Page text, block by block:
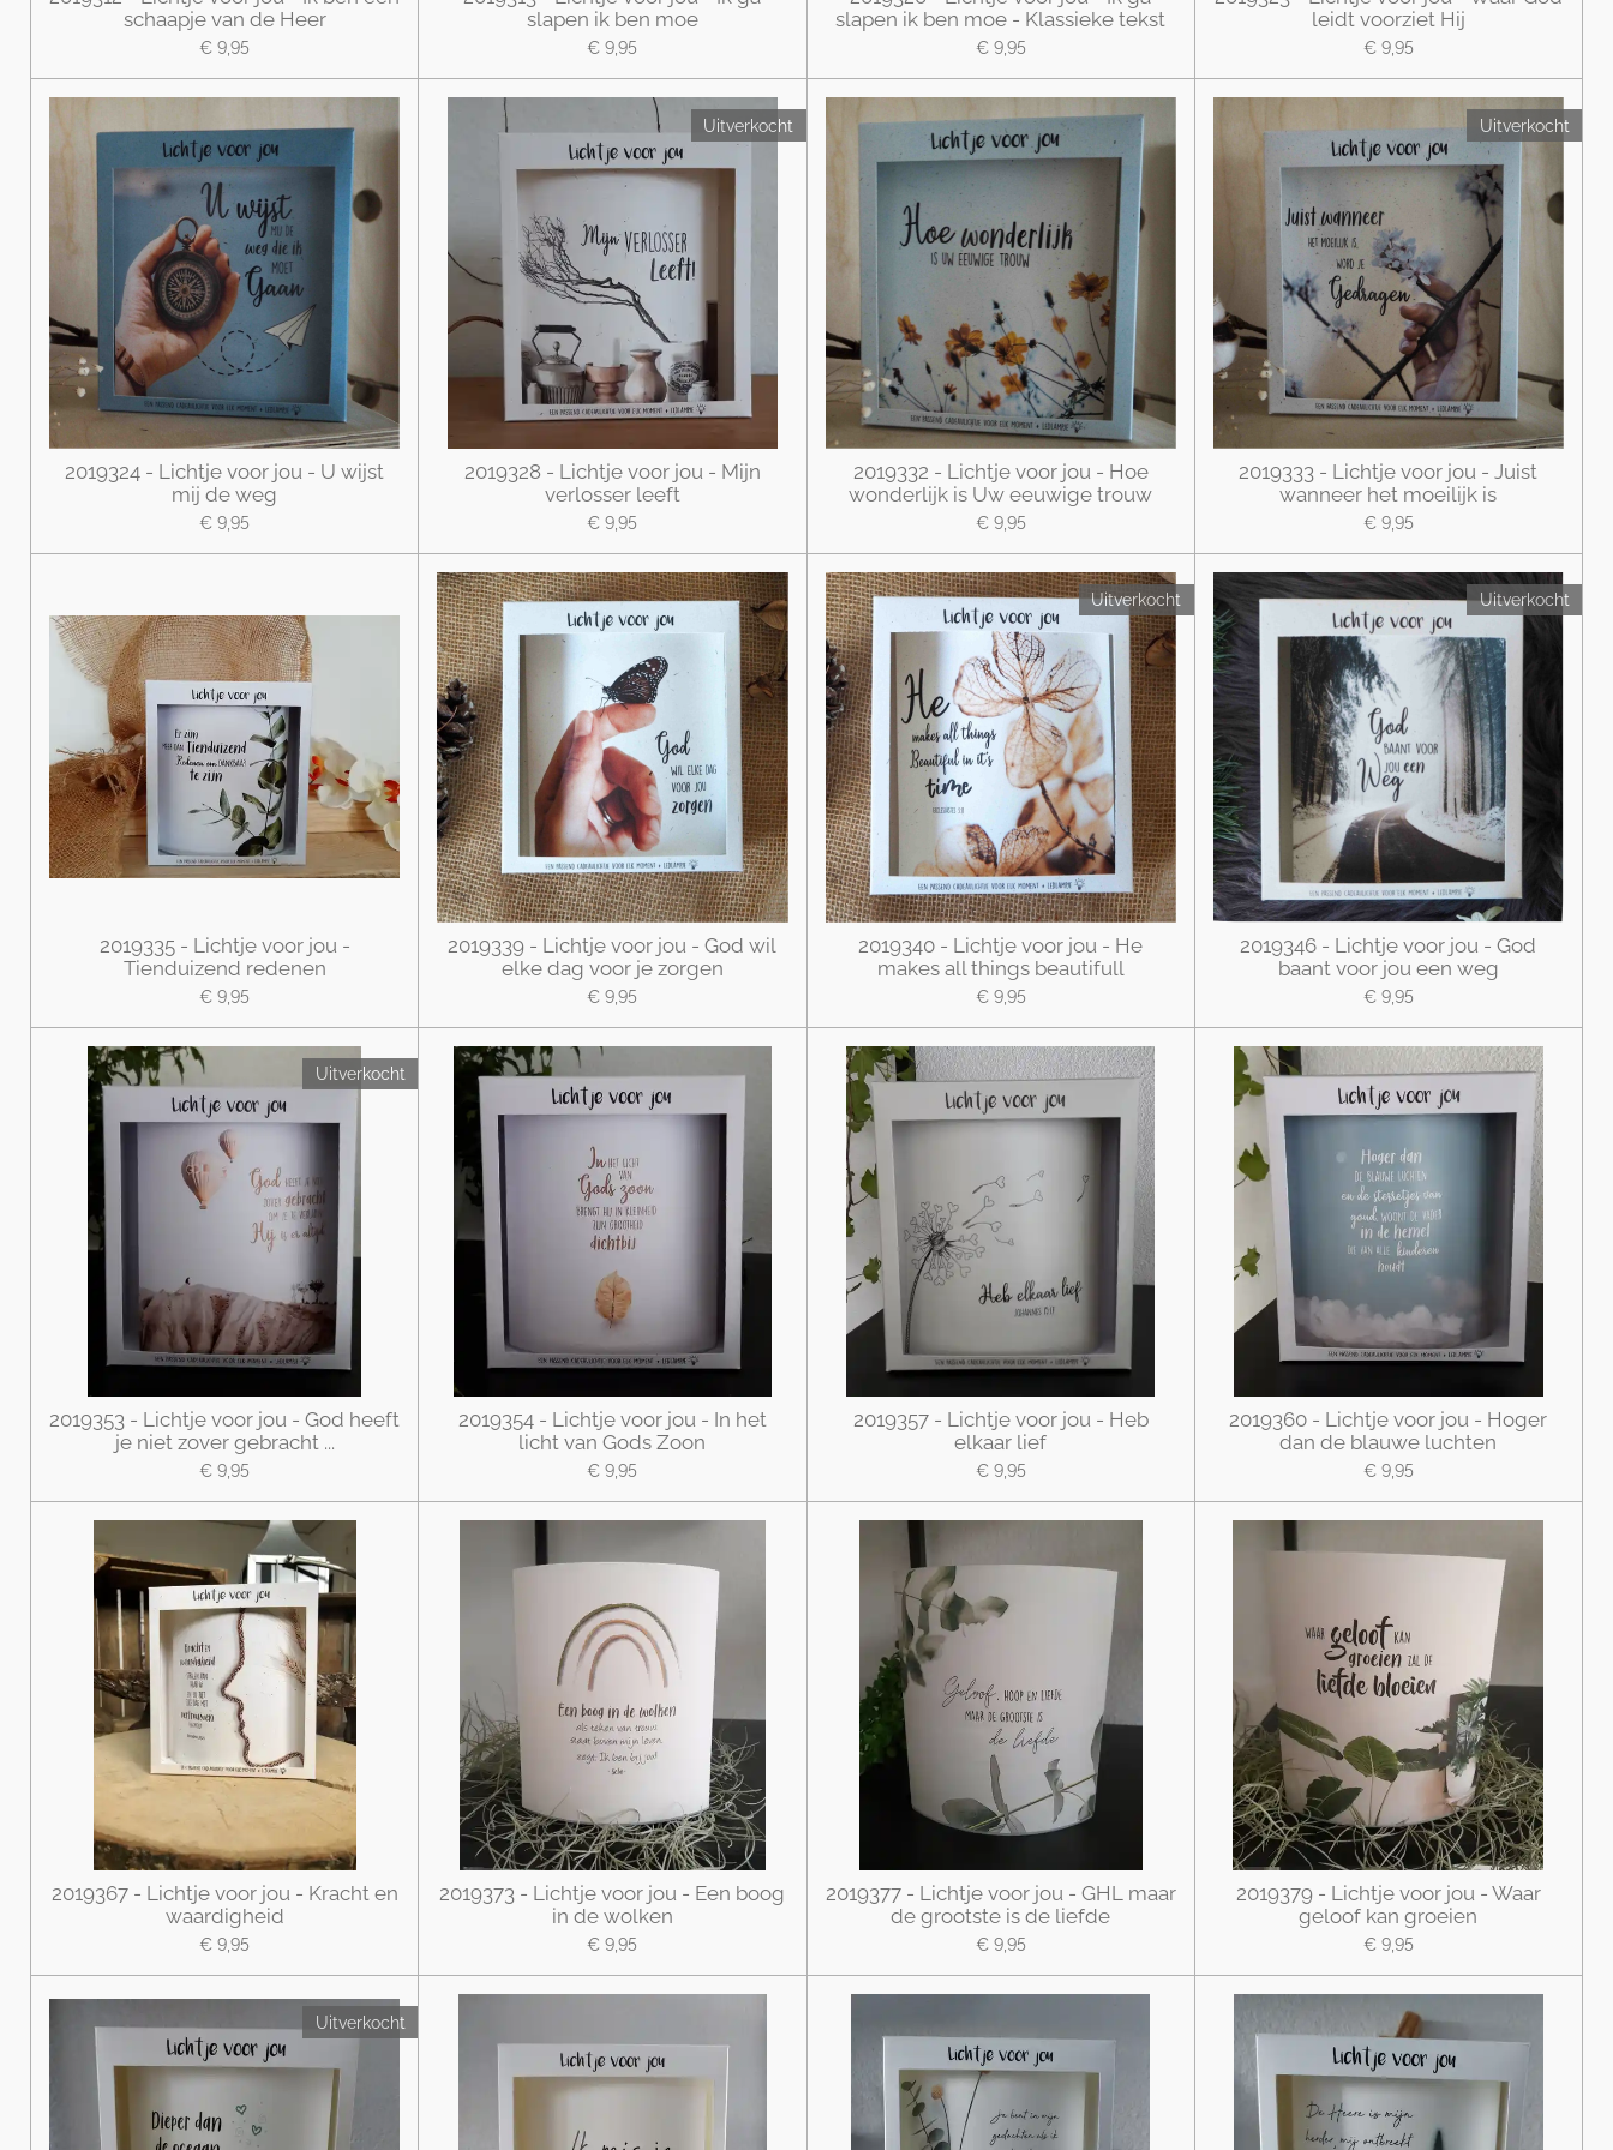
schaapje van de Heer
€ 9,95
slapen ik ben moe
€ 9,95
slapen ik ben moe - Klassieke tekst
€ 9,95
leidt voorziet Hij
€ 9,95
2019324 - Lichtje voor jou - U wijst
mij de weg
€ 9,95
Uitverkocht
2019328 - Lichtje voor jou - Mijn
verlosser leeft
€ 9,95
2019332 - Lichtje voor jou - Hoe
wonderlijk is Uw eeuwige trouw
€ 9,95
Uitverkocht
2019333 - Lichtje voor jou - Juist
wanneer het moeilijk is
€ 9,95
2019335 - Lichtje voor jou -
Tienduizend redenen
€ 9,95
2019339 - Lichtje voor jou - God wil
elke dag voor je zorgen
€ 9,95
Uitverkocht
2019340 - Lichtje voor jou - He
makes all things beautifull
€ 9,95
Uitverkocht
2019346 - Lichtje voor jou - God
baant voor jou een weg
€ 9,95
Uitverkocht
2019353 - Lichtje voor jou - God heeft
je niet zover gebracht ...
€ 9,95
2019354 - Lichtje voor jou - In het
licht van Gods Zoon
€ 9,95
2019357 - Lichtje voor jou - Heb
elkaar lief
€ 9,95
2019360 - Lichtje voor jou - Hoger
dan de blauwe luchten
€ 9,95
2019367 - Lichtje voor jou - Kracht en
waardigheid
€ 9,95
2019373 - Lichtje voor jou - Een boog
in de wolken
€ 9,95
2019377 - Lichtje voor jou - GHL maar
de grootste is de liefde
€ 9,95
2019379 - Lichtje voor jou - Waar
geloof kan groeien
€ 9,95
Uitverkocht